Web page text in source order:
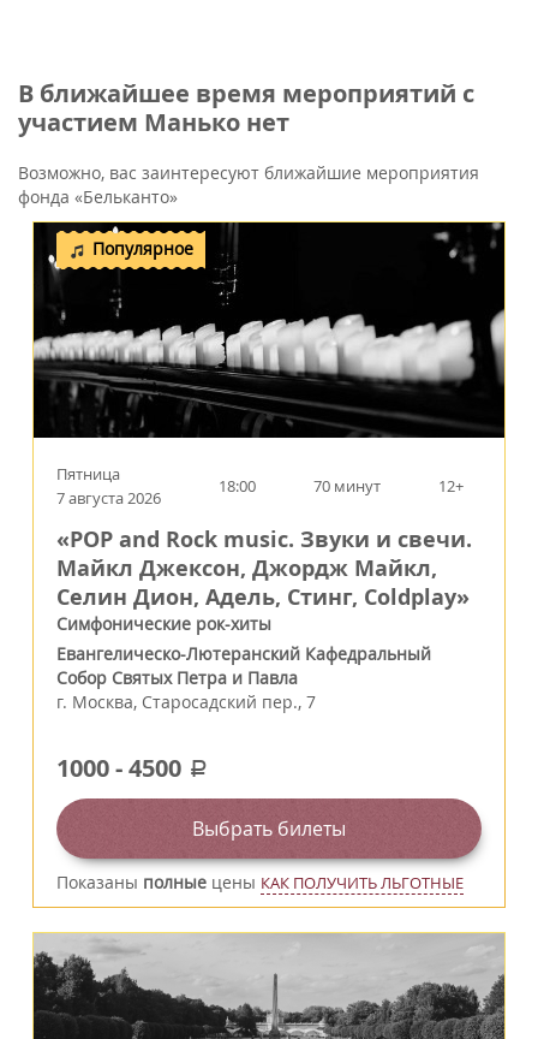
В ближайшее время мероприятий с
участием Манько нет
Возможно, вас заинтересуют ближайшие мероприятия
фонда «Бельканто»
Популярное
Пятница
7 августа 2026
18:00 70 минут 12+
«POP and Rock music. Звуки и свечи.
Майкл Джексон, Джордж Майкл,
Селин Дион, Адель, Стинг, Coldplay»
Симфонические рок-хиты
Евангелическо-Лютеранский Кафедральный
Собор Святых Петра и Павла
г. Москва, Старосадский пер., 7
1000-4500 a
Выбрать билеты
Показаны полные цены КАК ПОЛУЧИТЬ ЛЬГОТНЫЕ